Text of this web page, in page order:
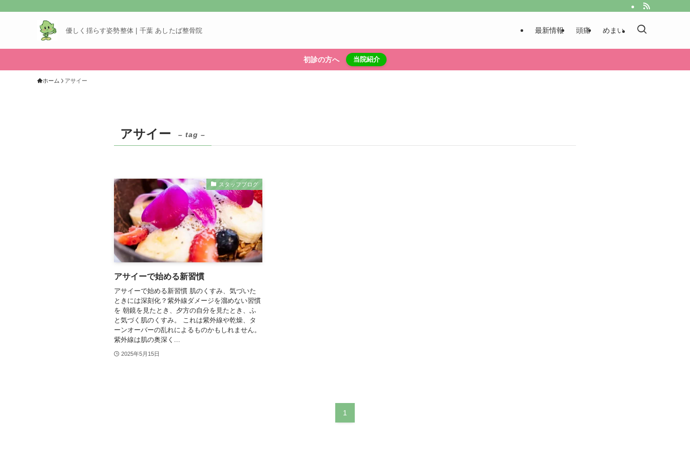
優しく揺らす姿勢整体 | 千葉 あしたば整骨院 最新情報 頭痛 めまい
初診の方へ 当院紹介
ホーム アサイー
アサイー – tag –
スタッフブログ
アサイーで始める新習慣
アサイーで始める新習慣 肌のくすみ、気づいた
ときには深刻化？紫外線ダメージを溜めない習慣
を 朝鏡を見たとき、夕方の自分を見たとき、ふ
と気づく肌のくすみ。 これは紫外線や乾燥、タ
ーンオーバーの乱れによるものかもしれません。
紫外線は肌の奥深く...
2025年5月15日
1